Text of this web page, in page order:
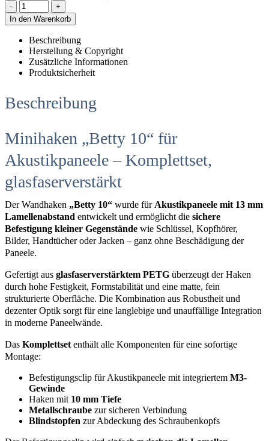
-
+
In den Warenkorb
Beschreibung
Herstellung & Copyright
Zusätzliche Informationen
Produktsicherheit
Beschreibung
Minihaken „Betty 10“ für
Akustikpaneele – Komplettset,
glasfaserverstärkt
Der Wandhaken „Betty 10“ wurde für Akustikpaneele mit 13 mm
Lamellenabstand entwickelt und ermöglicht die sichere
Befestigung kleiner Gegenstände wie Schlüssel, Kopfhörer,
Bilder, Handtücher oder Jacken – ganz ohne Beschädigung der
Paneele.
Gefertigt aus glasfaserverstärktem PETG überzeugt der Haken
durch hohe Festigkeit, Formstabilität und eine matte, fein
strukturierte Oberfläche. Die Kombination aus Robustheit und
dezenter Optik sorgt für eine langlebige und unauffällige Integration
in moderne Paneelwände.
Das Komplettset enthält alle Komponenten für eine sofortige
Montage:
Befestigungsclip für Akustikpaneele mit integriertem M3-
Gewinde
Haken mit 10 mm Tiefe
Metallschraube zur sicheren Verbindung
Blindstopfen zur Abdeckung des Schraubenkopfs